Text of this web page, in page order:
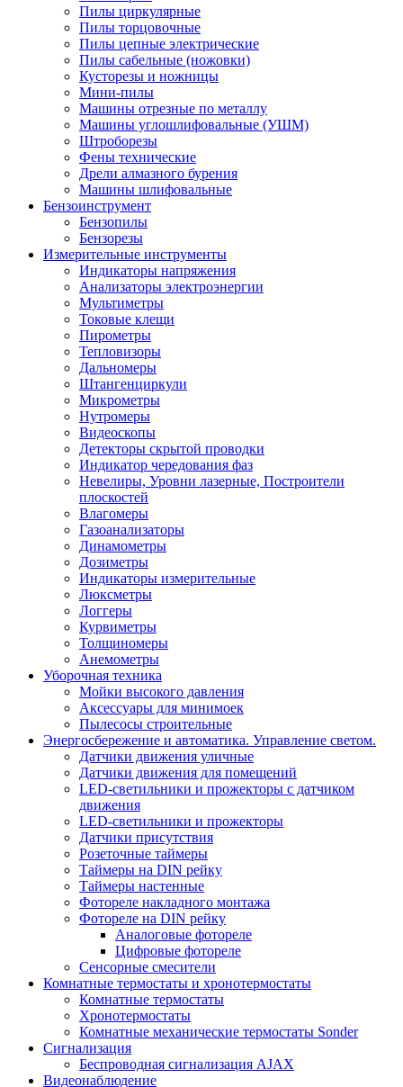
Пилы циркулярные
Пилы торцовочные
Пилы цепные электрические
Пилы сабельные (ножовки)
Кусторезы и ножницы
Мини-пилы
Машины отрезные по металлу
Машины углошлифовальные (УШМ)
Штроборезы
Фены технические
Дрели алмазного бурения
Машины шлифовальные
Бензоинструмент
Бензопилы
Бензорезы
Измерительные инструменты
Индикаторы напряжения
Анализаторы электроэнергии
Мультиметры
Токовые клещи
Пирометры
Тепловизоры
Дальномеры
Штангенциркули
Микрометры
Нутромеры
Видеоскопы
Детекторы скрытой проводки
Индикатор чередования фаз
Невелиры, Уровни лазерные, Построители
плоскостей
Влагомеры
Газоанализаторы
Динамометры
Дозиметры
Индикаторы измерительные
Люксметры
Логгеры
Курвиметры
Толщиномеры
Анемометры
Уборочная техника
Мойки высокого давления
Аксессуары для минимоек
Пылесосы строительные
Энергосбережение и автоматика. Управление светом.
Датчики движения уличные
Датчики движения для помещений
LED-светильники и прожекторы с датчиком
движения
LED-светильники и прожекторы
Датчики присутствия
Розеточные таймеры
Таймеры на DIN рейку
Таймеры настенные
Фотореле накладного монтажа
Фотореле на DIN рейку
Аналоговые фотореле
Цифровые фотореле
Сенсорные смесители
Комнатные термостаты и хронотермостаты
Комнатные термостаты
Хронотермостаты
Комнатные механические термостаты Sonder
Сигнализация
Беспроводная сигнализация AJAX
Видеонаблюдение